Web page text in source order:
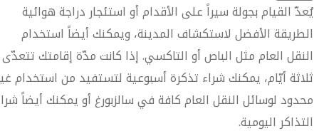
يُعدّ القيام بجولة سيراً على الأقدام أو استئجار دراجة هوائية
الطريقة الأفضل لاستكشاف المدينة، ويمكنك أيضاً استخدام
النقل العام مثل الباص أو التاكسي. إذا كانت مدّة إقامتك تتعدّى
ثلاثة أيّام، يمكنك شراء تذكرة أسبوعية لتستفيد من استخدام
محدود لوسائل النقل العام كافة في سالزبورغ أو يمكنك أيضاً
التذاكر اليومية.